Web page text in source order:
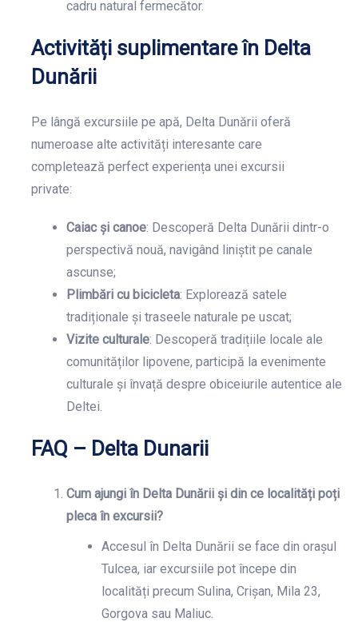
cadru natural fermecător.
Activități suplimentare în Delta
Dunării
Pe lângă excursiile pe apă, Delta Dunării oferă
numeroase alte activități interesante care
completează perfect experiența unei excursii
private:
Caiac și canoe: Descoperă Delta Dunării dintr-o
perspectivă nouă, navigând liniștit pe canale
ascunse;
Plimbări cu bicicleta: Explorează satele
tradiționale și traseele naturale pe uscat;
Vizite culturale: Descoperă tradițiile locale ale
comunităților lipovene, participă la evenimente
culturale și învață despre obiceiurile autentice ale
Deltei.
FAQ – Delta Dunarii
Cum ajungi în Delta Dunării și din ce localități poți
pleca în excursii?
Accesul în Delta Dunării se face din orașul
Tulcea, iar excursiile pot începe din
localități precum Sulina, Crișan, Mila 23,
Gorgova sau Maliuc.